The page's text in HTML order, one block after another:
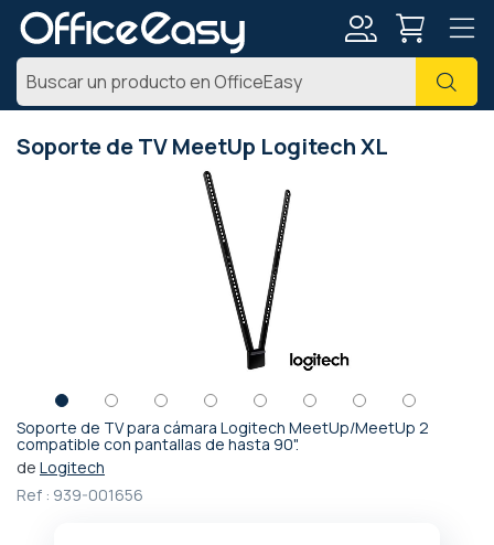
Soporte de TV MeetUp Logitech XL
Soporte de TV para cámara Logitech MeetUp/MeetUp 2
compatible con pantallas de hasta 90".
de Logitech
Ref : 939-001656
Saltar
al
comienzo
de